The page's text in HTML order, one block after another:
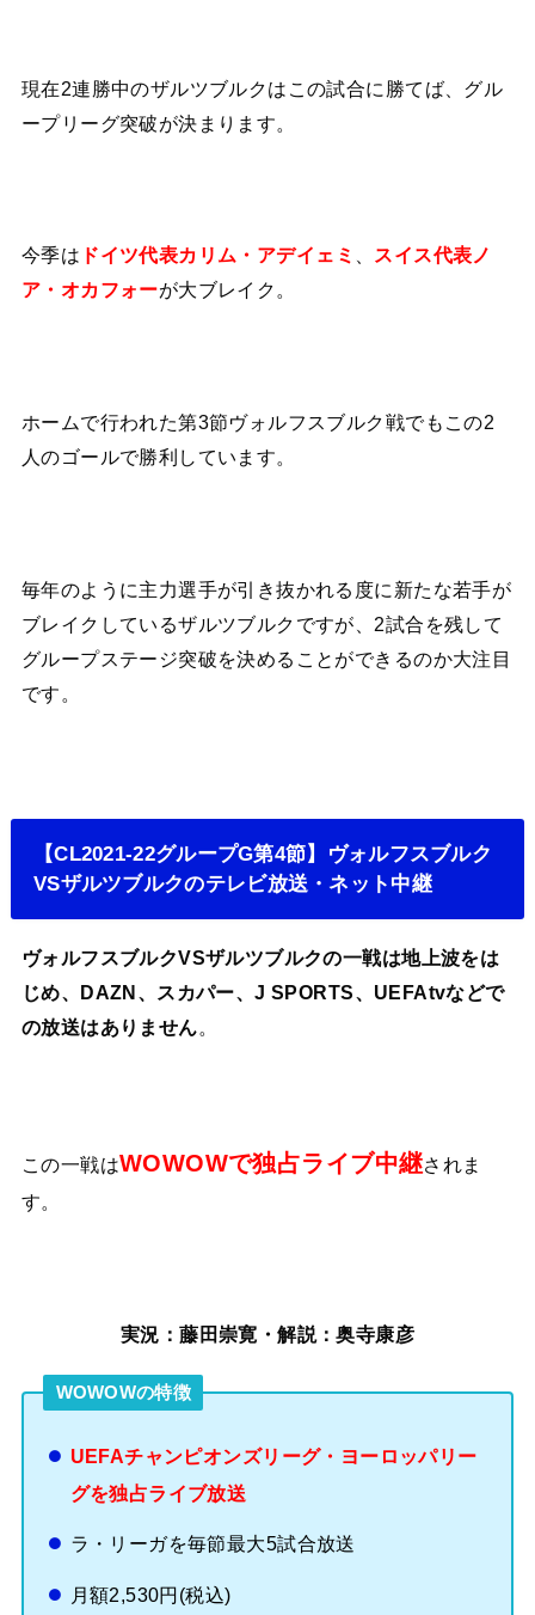
現在2連勝中のザルツブルクはこの試合に勝てば、グル
ープリーグ突破が決まります。
今季は ドイツ代表カリム・アデイェミ
スイス代表ノ
ア・オカフォーが大ブレイク。
ホームで行われた第3節ヴォルフスブルク戦でもこの2
人のゴールで勝利しています。
毎年のように主力選手が引き抜かれる度に新たな若手が
ブレイクしているザルツブルクですが、2試合を残して
グループステージ突破を決めることができるのか大注目
です。
【CL2021-22グループG第4節】ヴォルフスブルク
VSザルツブルクのテレビ放送・ネット中継
ヴォルフスブルクVSザルツブルクの一戦は地上波をは
じめ、DAZN、スカパー、J SPORTS、UEFAtvなどで
の放送はありません。
この一戦はWOWOWで独占ライブ中継されま
す。
実況：藤田崇寛・解説：奥寺康彦
WOWOWの特徴
UEFAチャンピオンズリーグ・ヨーロッパリー
グを独占ライブ放送
ラ・リーガを毎節最大5試合放送
月額2,530円(税込)